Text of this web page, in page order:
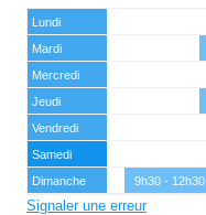
Lundi
Mardi
Mercredi
Jeudi
Vendredi
Samedi
Dimanche
9h30 - 12h30
Signaler une erreur